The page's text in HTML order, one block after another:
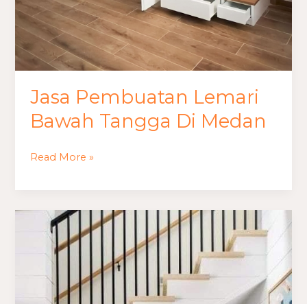
Jasa Pembuatan Lemari
Bawah Tangga Di Medan
Read More »
Jasa
Pembuatan
Lemari
Bawah
Tangga